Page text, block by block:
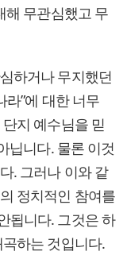
해 무관심했고 무
하거나 무지했던
라”에 대한 너무
지 예수님을 믿
닙니다. 물론 이것
. 그러나 이와 같
정치적인 참여를
됩니다. 그것은 하
하는 것입니다.